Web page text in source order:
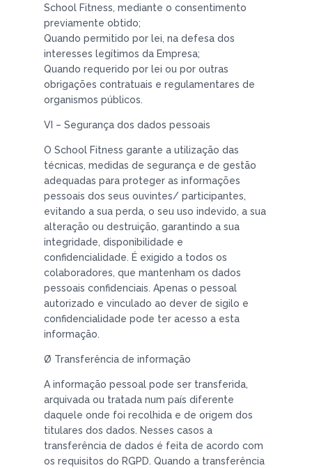
School Fitness, mediante o consentimento
previamente obtido;
Quando permitido por lei, na defesa dos
interesses legítimos da Empresa;
Quando requerido por lei ou por outras
obrigações contratuais e regulamentares de
organismos públicos.
VI – Segurança dos dados pessoais
O School Fitness garante a utilização das
técnicas, medidas de segurança e de gestão
adequadas para proteger as informações
pessoais dos seus ouvintes/ participantes,
evitando a sua perda, o seu uso indevido, a sua
alteração ou destruição, garantindo a sua
integridade, disponibilidade e
confidencialidade. É exigido a todos os
colaboradores, que mantenham os dados
pessoais confidenciais. Apenas o pessoal
autorizado e vinculado ao dever de sigilo e
confidencialidade pode ter acesso a esta
informação.
Ø Transferência de informação
A informação pessoal pode ser transferida,
arquivada ou tratada num país diferente
daquele onde foi recolhida e de origem dos
titulares dos dados. Nesses casos a
transferência de dados é feita de acordo com
os requisitos do RGPD. Quando a transferência